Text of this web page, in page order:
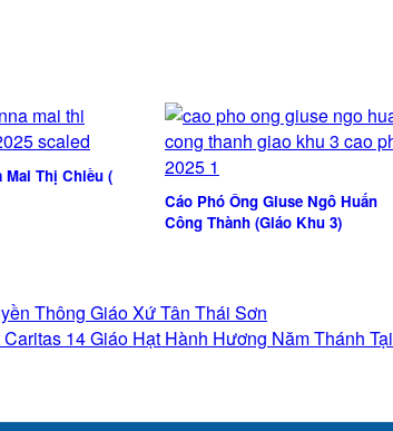
Mai Thị Chiều (
Cáo Phó Ông Giuse Ngô Huấn
Công Thành (Giáo Khu 3)
Thông Giáo Xứ Tân Thái Sơn
14 Giáo Hạt Hành Hương Năm Thánh Tại